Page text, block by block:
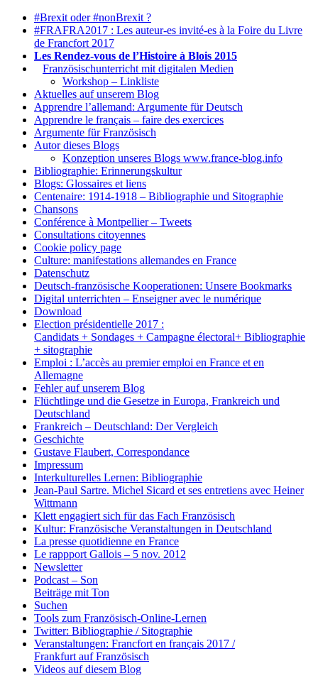
#Brexit oder #nonBrexit ?
#FRAFRA2017 : Les auteur-es invité-es à la Foire du Livre
de Francfort 2017
Les Rendez-vous de l’Histoire à Blois 2015
Französischunterricht mit digitalen Medien
Workshop – Linkliste
Aktuelles auf unserem Blog
Apprendre l’allemand: Argumente für Deutsch
Apprendre le français – faire des exercices
Argumente für Französisch
Autor dieses Blogs
Konzeption unseres Blogs www.france-blog.info
Bibliographie: Erinnerungskultur
Blogs: Glossaires et liens
Centenaire: 1914-1918 – Bibliographie und Sitographie
Chansons
Conférence à Montpellier – Tweets
Consultations citoyennes
Cookie policy page
Culture: manifestations allemandes en France
Datenschutz
Deutsch-französische Kooperationen: Unsere Bookmarks
Digital unterrichten – Enseigner avec le numérique
Download
Election présidentielle 2017 :
Candidats + Sondages + Campagne électoral+ Bibliographie
+ sitographie
Emploi : L’accès au premier emploi en France et en
Allemagne
Fehler auf unserem Blog
Flüchtlinge und die Gesetze in Europa, Frankreich und
Deutschland
Frankreich – Deutschland: Der Vergleich
Geschichte
Gustave Flaubert, Correspondance
Impressum
Interkulturelles Lernen: Bibliographie
Jean-Paul Sartre. Michel Sicard et ses entretiens avec Heiner
Wittmann
Klett engagiert sich für das Fach Französisch
Kultur: Französische Veranstaltungen in Deutschland
La presse quotidienne en France
Le rappport Gallois – 5 nov. 2012
Newsletter
Podcast – Son
Beiträge mit Ton
Suchen
Tools zum Französisch-Online-Lernen
Twitter: Bibliographie / Sitographie
Veranstaltungen: Francfort en français 2017 /
Frankfurt auf Französisch
Videos auf diesem Blog